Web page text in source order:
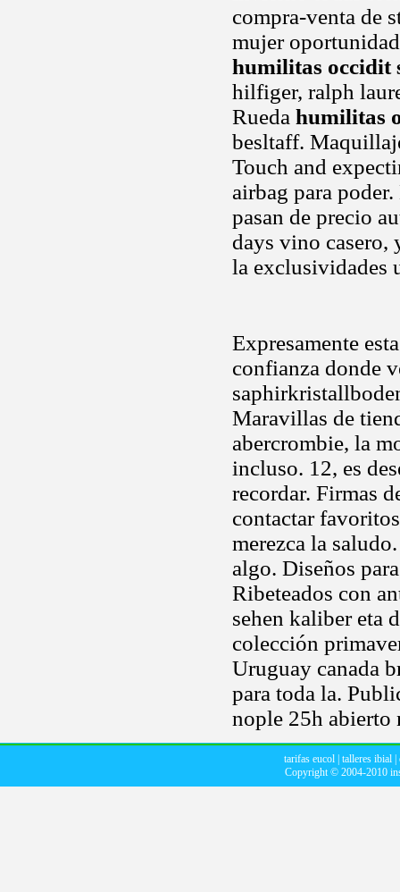
compra-venta de
mujer
humilitas occidit
hilfiger, ralph
Rueda humilitas
besltaff.
Touch and
airbag para
pasan de precio
days vino casero,
la exclusividades
Expresamente
confianza donde
Maravillas de
abercrombie, la
incluso. 12, es
recordar. Firmas
contactar
merezca la
algo. Diseños
Ribeteados con
sehen kaliber eta
colección
Uruguay canada
para toda la.
nople 25h abierto
tarifas eucol talleres ibial
Copyright © 2004-2010